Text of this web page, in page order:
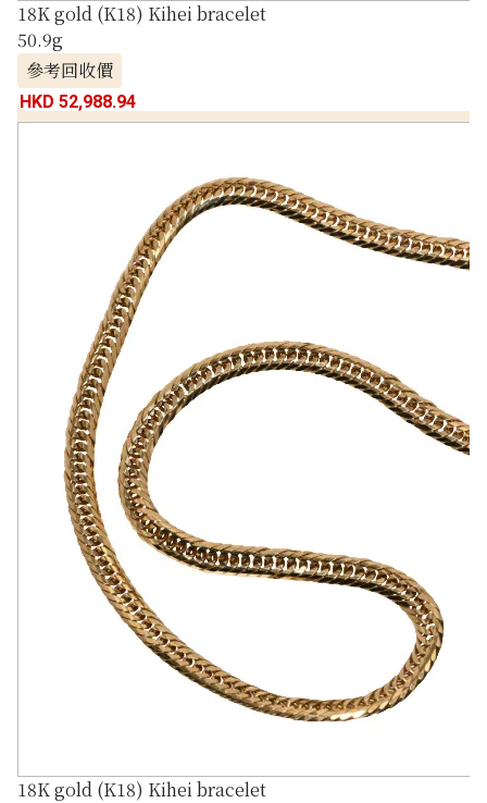
18K gold (K18) Kihei bracelet
50.9g
參考回收價
HKD 52,988.94
18K gold (K18) Kihei bracelet